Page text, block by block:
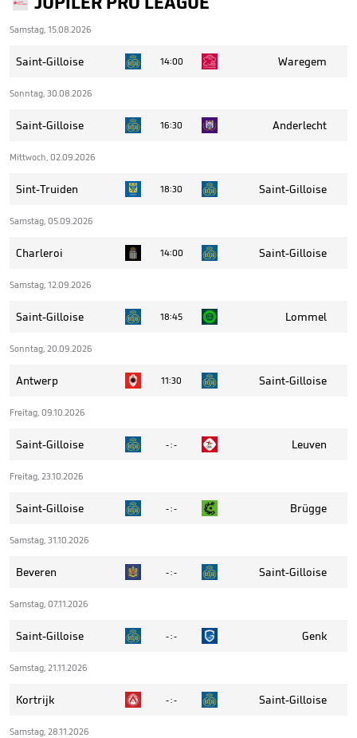
Samstag, 15.08.2026
Saint-Gilloise 14:00 Waregem
Sonntag, 30.08.2026
Saint-Gilloise 16:30 Anderlecht
Mittwoch, 02.09.2026
Sint-Truiden 18:30 Saint-Gilloise
Samstag, 05.09.2026
Charleroi 14:00 Saint-Gilloise
Samstag, 12.09.2026
Saint-Gilloise 18:45 Lommel
Sonntag, 20.09.2026
Antwerp 11:30 Saint-Gilloise
Freitag, 09.10.2026
Saint-Gilloise - : - Leuven
Freitag, 23.10.2026
Saint-Gilloise - : - Brügge
Samstag, 31.10.2026
Beveren - : - Saint-Gilloise
Samstag, 07.11.2026
Saint-Gilloise - : - Genk
Samstag, 21.11.2026
Kortrijk - : - Saint-Gilloise
Samstag, 28.11.2026